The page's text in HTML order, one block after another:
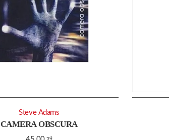
CAMERA OBSCURA
Steve Adams